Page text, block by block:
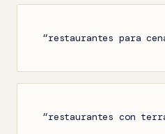
“restaurantes para
“restaurantes con